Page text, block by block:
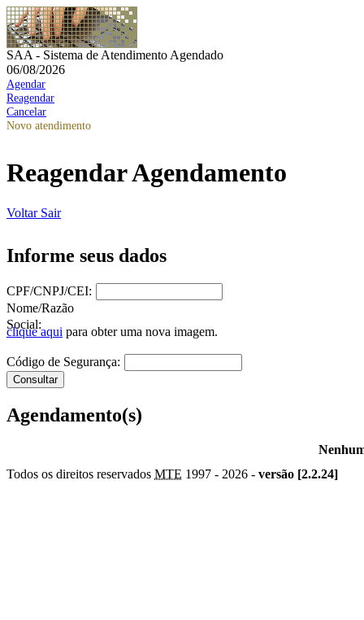
SAA - Sistema de Atendimento Agendado
06/08/2026
Agendar
Reagendar
Cancelar
Novo atendimento
Reagendar Agendamento
Voltar Sair
Informe seus dados
CPF/CNPJ/CEI:
Nome/Razão
Social:
clique aqui para obter uma nova imagem.
Código de Segurança:
Agendamento(s)
Todos os direitos reservados MTE 1997 - 2026 - versão [2.2.24]